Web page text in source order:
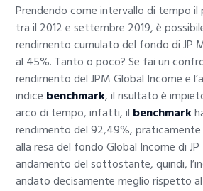
Prendendo come intervallo di tempo
tra il 2012 e settembre 2019, è
rendimento cumulato del fondo di JP
al 45%. Tanto o poco? Se fai un
rendimento del JPM Global Income e
indice benchmark, il risultato è
arco di tempo, infatti, il benchmark
rendimento del 92,49%,
alla resa del fondo Global Income di
andamento del sottostante, quindi,
andato decisamente meglio rispetto